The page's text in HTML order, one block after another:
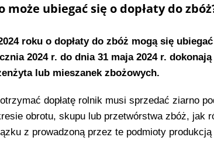
może ubiegać się o dopłaty do
roku o dopłaty do zbóż​ mogą się
2024 r. do dnia 31 maja 2024 r.
lub mieszanek zbożowych.
dopłatę rolnik musi sprzedać ziarno
obrotu, skupu lub przetwórstwa zbóż, jak
z prowadzoną przez te podmioty